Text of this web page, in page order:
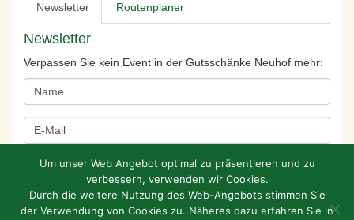
Newsletter Routenplaner
Newsletter
Verpassen Sie kein Event in der Gutsschänke Neuhof mehr:
Um unser Web Angebot optimal zu präsentieren und zu
verbessern, verwenden wir Cookies.
Durch die weitere Nutzung des Web-Angebots stimmen Sie
der Verwendung von Cookies zu. Näheres dazu erfahren Sie in